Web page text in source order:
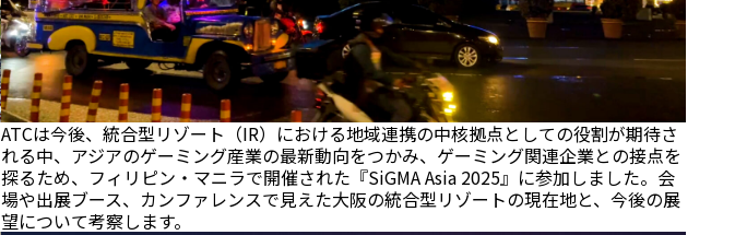
ATCは今後、統合型リゾート（IR）における地域連携の中核拠点としての役割が期待さ
れる中、アジアのゲーミング産業の最新動向をつかみ、ゲーミング関連企業との接点を
探るため、フィリピン・マニラで開催された『SiGMA Asia 2025』に参加しました。会
場や出展ブース、カンファレンスで見えた大阪の統合型リゾートの現在地と、今後の展
望について考察します。